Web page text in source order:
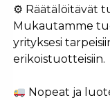
⚙ Räätälöitävät
Mukautamme
yrityksesi
erikoistuotteisiin.
Nopeat ja